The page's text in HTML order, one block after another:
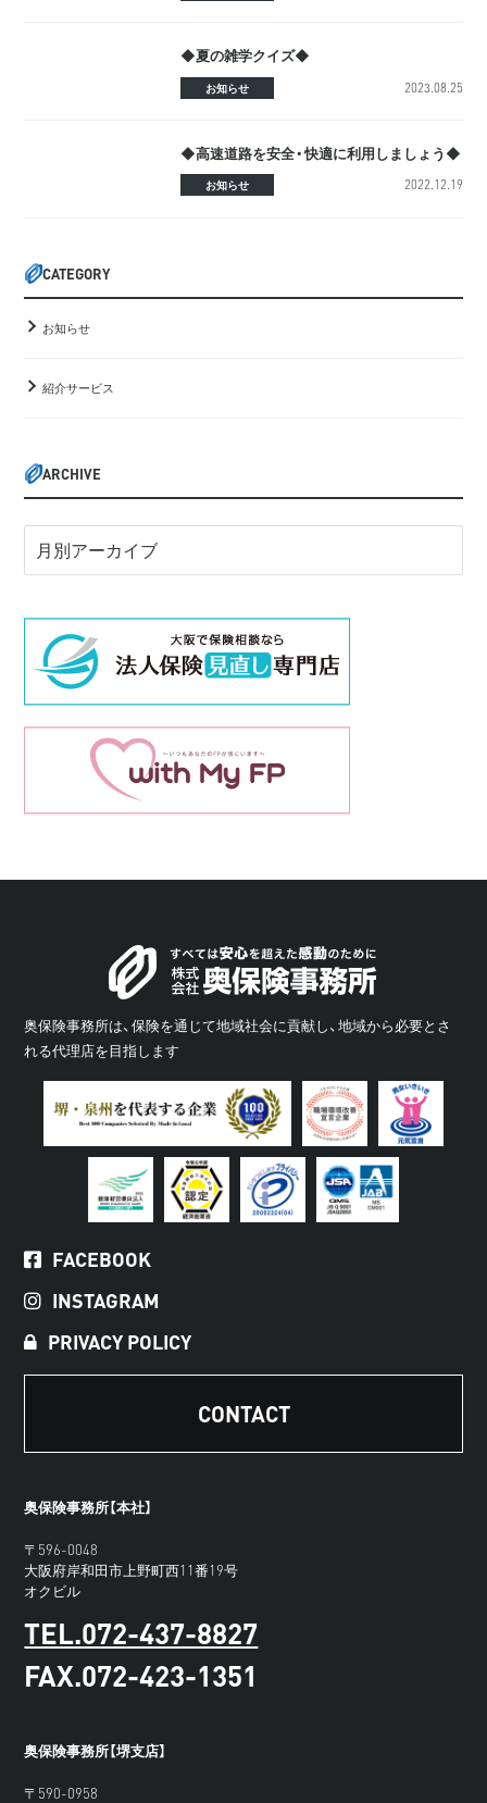
◆夏の雑学クイズ◆
お知らせ 2023.08.25
◆高速道路を安全・快適に利用しましょう◆
お知らせ 2022.12.19
CATEGORY
お知らせ
紹介サービス
ARCHIVE
奥保険事務所は、保険を通じて地域社会に貢献し、地域から必要とさ
れる代理店を目指します
FACEBOOK
INSTAGRAM
PRIVACY POLICY
CONTACT
奥保険事務所【本社】
〒596-0048
大阪府岸和田市上野町西11番19号
オクビル
TEL.072-437-8827
FAX.072-423-1351
奥保険事務所【堺支店】
〒590-0958